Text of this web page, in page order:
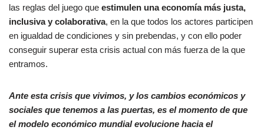
las reglas del juego que estimulen una economía más justa,
inclusiva y colaborativa, en la que todos los actores participen
en igualdad de condiciones y sin prebendas, y con ello poder
conseguir superar esta crisis actual con más fuerza de la que
entramos.
Ante esta crisis que vivimos, y los cambios económicos y
sociales que tenemos a las puertas, es el momento de que
el modelo económico mundial evolucione hacia el